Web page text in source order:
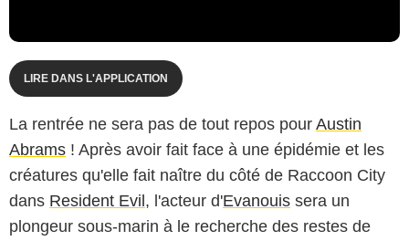
LIRE DANS L'APPLICATION
La rentrée ne sera pas de tout repos pour Austin
Abrams ! Après avoir fait face à une épidémie et les
créatures qu'elle fait naître du côté de Raccoon City
dans Resident Evil, l'acteur d'Evanouis sera un
plongeur sous-marin à le recherche des restes de